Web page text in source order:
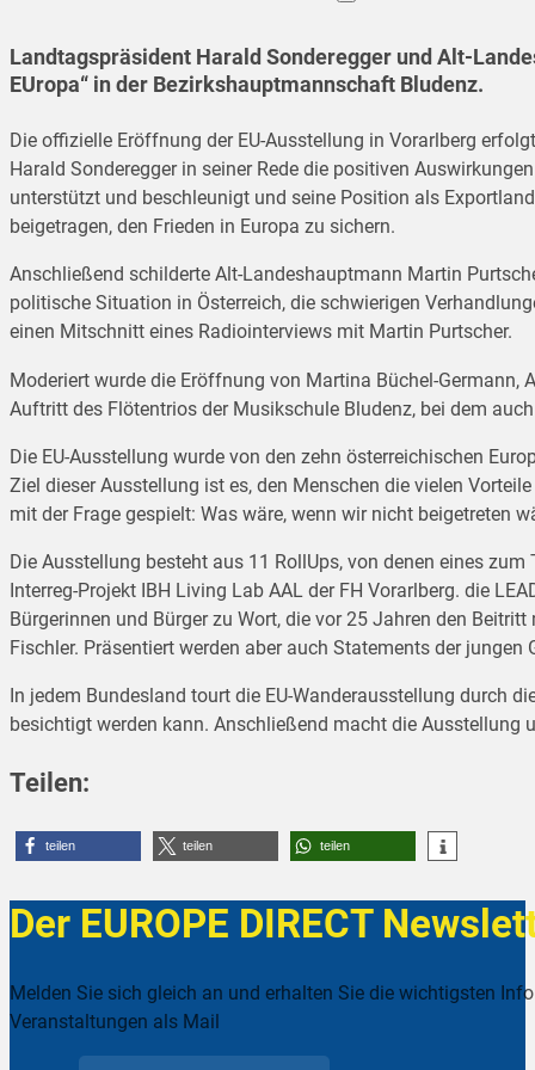
Landtagspräsident Harald Sonderegger und Alt-
EUropa“ in der Bezirkshauptmannschaft Bludenz.
Die offizielle Eröffnung der EU-Ausstellung in Vorarlberg
Harald Sonderegger in seiner Rede die positiven
unterstützt und beschleunigt und seine Position als
beigetragen, den Frieden in Europa zu sichern.
Anschließend schilderte Alt-Landeshauptmann Martin
politische Situation in Österreich, die schwierigen
einen Mitschnitt eines Radiointerviews mit Martin Purtscher.
Moderiert wurde die Eröffnung von Martina Büchel-Germann,
Auftritt des Flötentrios der Musikschule Bludenz, bei dem
Die EU-Ausstellung wurde von den zehn österreichischen
Ziel dieser Ausstellung ist es, den Menschen die vielen
mit der Frage gespielt: Was wäre, wenn wir nicht beigetreten
Die Ausstellung besteht aus 11 RollUps, von denen eines
Interreg-Projekt IBH Living Lab AAL der FH Vorarlberg. die
Bürgerinnen und Bürger zu Wort, die vor 25 Jahren den
Fischler. Präsentiert werden aber auch Statements der
In jedem Bundesland tourt die EU-Wanderausstellung durch
besichtigt werden kann. Anschließend macht die Ausstellung
Teilen:
teilen teilen teilen
Der EUROPE DIRECT
Melden Sie sich gleich an und erhalten Sie die wichtigsten
Veranstaltungen als Mail